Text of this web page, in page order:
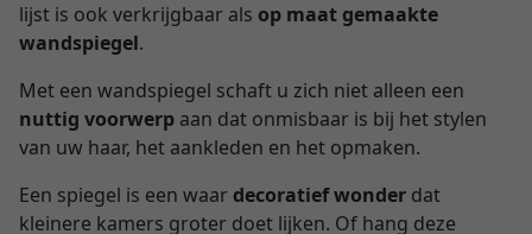
lijst is ook verkrijgbaar als op maat gemaakte
wandspiegel.
Met een wandspiegel schaft u zich niet alleen een
nuttig voorwerp aan dat onmisbaar is bij het stylen
van uw haar, het aankleden en het opmaken.
Een spiegel is een waardecoratief wonder dat
kleinere kamers groter doet lijken. Of hang deze